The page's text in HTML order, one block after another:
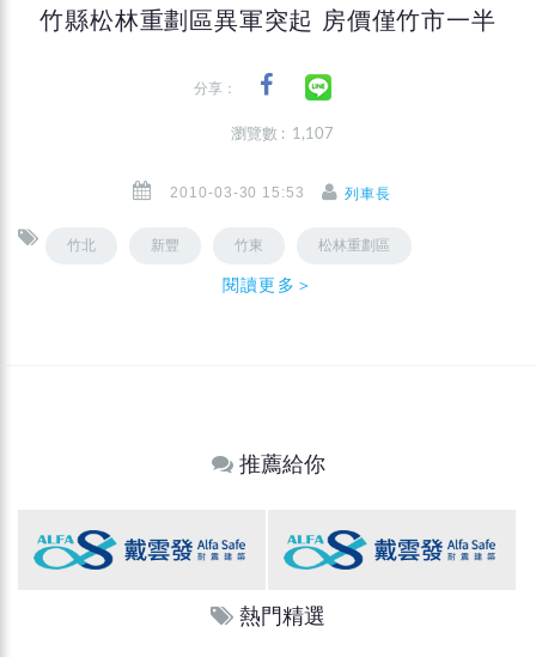
竹縣松林重劃區異軍突起 房價僅竹市一半
分享：
瀏覽數 : 1,107
2010-03-30 15:53 列車長
竹北 新豐 竹東 松林重劃區
閱讀更多＞
推薦給你
熱門精選